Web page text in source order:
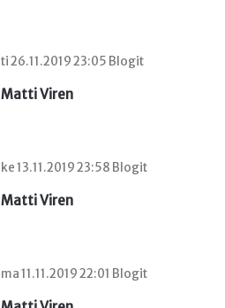
ti 26.11.2019 23:05 Blogit
Matti Viren
ke 13.11.2019 23:58 Blogit
Matti Viren
ma 11.11.2019 22:01 Blogit